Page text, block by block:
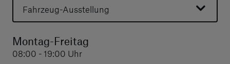
Fahrzeug-Ausstellung
Montag-Freitag
08:00 - 19:00 Uhr